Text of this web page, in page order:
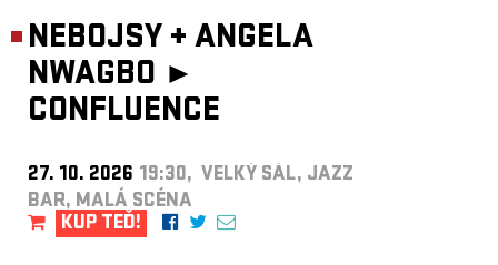
NEBOJSY + ANGELA
NWAGBO ►
CONFLUENCE
27. 10. 2026 19:30, VELKÝ SÁL, JAZZ
BAR, MALÁ SCÉNA
KUP TEĎ!